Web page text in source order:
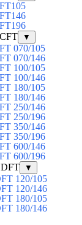
▼
070/105
070/146
100/105
100/146
180/105
180/146
250/146
250/196
350/146
350/196
600/146
600/196
▼
120/105
120/146
180/105
180/146